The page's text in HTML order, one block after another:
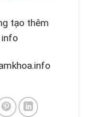
tạo thêm
info